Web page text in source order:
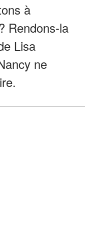
à
Rendons-la
Lisa
ne